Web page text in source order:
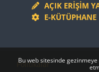
Bu web sitesinde gezinmeye
AÇIK ERIŞIM
E-KÜTÜPHANE
Bloklar
Bloklar
Politikalar